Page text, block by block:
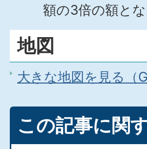
額の3倍の額とな
地図
大きな地図を見る（
この記事に関